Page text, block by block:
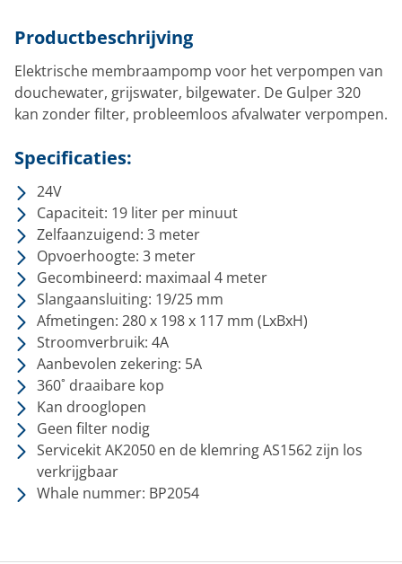
Productbeschrijving
Elektrische membraampomp voor het verpompen van
douchewater, grijswater, bilgewater. De Gulper 320
kan zonder filter, probleemloos afvalwater verpompen.
Specificaties:
24V
Capaciteit: 19 liter per minuut
Zelfaanzuigend: 3 meter
Opvoerhoogte: 3 meter
Gecombineerd: maximaal 4 meter
Slangaansluiting: 19/25 mm
Afmetingen: 280 x 198 x 117 mm (LxBxH)
Stroomverbruik: 4A
Aanbevolen zekering: 5A
360˚ draaibare kop
Kan drooglopen
Geen filter nodig
Servicekit AK2050 en de klemring AS1562 zijn los
verkrijgbaar
Whale nummer: BP2054